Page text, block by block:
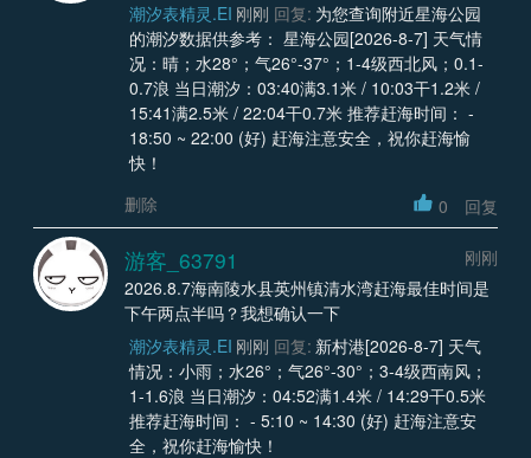
潮汐表精灵.EI 刚刚 回复: 为您查询附近星海公园
的潮汐数据供参考： 星海公园[2026-8-7] 天气情
况：晴；水28°；气26°-37°；1-4级西北风；0.1-
0.7浪 当日潮汐：03:40满3.1米 / 10:03干1.2米 /
15:41满2.5米 / 22:04干0.7米 推荐赶海时间： -
18:50 ~ 22:00 (好) 赶海注意安全，祝你赶海愉
快！
删除
0 回复
游客_63791
刚刚
2026.8.7海南陵水县英州镇清水湾赶海最佳时间是
下午两点半吗？我想确认一下
潮汐表精灵.EI 刚刚 回复: 新村港[2026-8-7] 天气
情况：小雨；水26°；气26°-30°；3-4级西南风；
1-1.6浪 当日潮汐：04:52满1.4米 / 14:29干0.5米
推荐赶海时间： - 5:10 ~ 14:30 (好) 赶海注意安
全，祝你赶海愉快！